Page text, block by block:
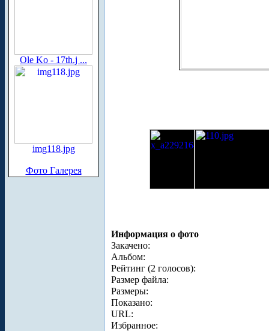
Ole Ko - 17th.j ...
img118.jpg
Фото Галерея
Информация о фото
Закачено:
Альбом:
Рейтинг (2 голосов):
Размер файла:
Размеры:
Показано:
URL:
Избранное: